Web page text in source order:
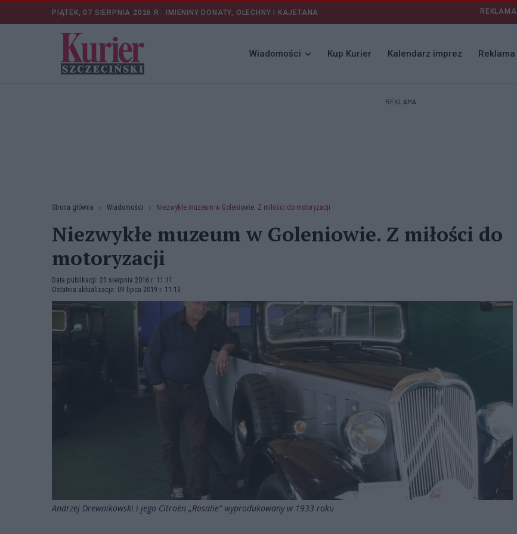
PIĄTEK, 07 SIERPNIA 2026 R. IMIENINY DONATY, OLECHNY I KAJETANA REKLAMA
Wiadomości Kup Kurier Kalendarz imprez Reklama
REKLAMA
Strona główna Wiadomości Niezwykłe muzeum w Goleniowie. Z miłości do motoryzacji
Niezwykłe muzeum w Goleniowie. Z miłości do
motoryzacji
Data publikacji: 23 sierpnia 2016 r. 11:11
Ostatnia aktualizacja: 09 lipca 2019 r. 11:13
Andrzej Drewnikowski i jego Citroën „Rosalie” wyprodukowany w 1933 roku